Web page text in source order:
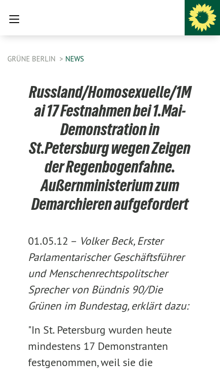
GRÜNE BERLIN NEWS
Russland/Homosexuelle/1M
ai 17 Festnahmen bei 1.Mai-
Demonstration in
St.Petersburg wegen Zeigen
der Regenbogenfahne.
Außernministerium zum
Demarchieren aufgefordert
01.05.12 – Volker Beck, Erster
Parlamentarischer Geschäftsführer
und Menschenrechtspolitscher
Sprecher von Bündnis 90/Die
Grünen im Bundestag, erklärt dazu:
"In St. Petersburg wurden heute
mindestens 17 Demonstranten
festgenommen, weil sie die